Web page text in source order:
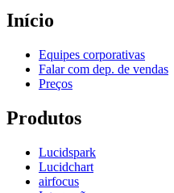
Início
Equipes corporativas
Falar com dep. de vendas
Preços
Produtos
Lucidspark
Lucidchart
airfocus